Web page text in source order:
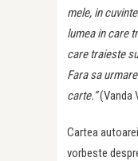
mele, in
lumea in care
care traieste
Fara sa
carte.“(Vanda
Cartea
vorbeste